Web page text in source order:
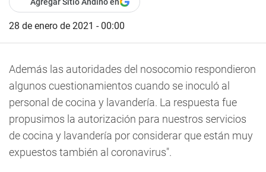
28 de enero de 2021 - 00:00
Además las autoridades del nosocomio respondieron
algunos cuestionamientos cuando se inoculó al
personal de cocina y lavandería. La respuesta fue
propusimos la autorización para nuestros servicios
de cocina y lavandería por considerar que están muy
expuestos también al coronavirus".